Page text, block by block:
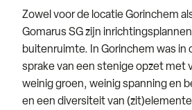
Zowel voor de locatie Gorinchem
Gomarus SG zijn
buitenruimte. In Gorinchem was in
sprake van een stenige opzet met
weinig groen, weinig spanning en
en een diversiteit van